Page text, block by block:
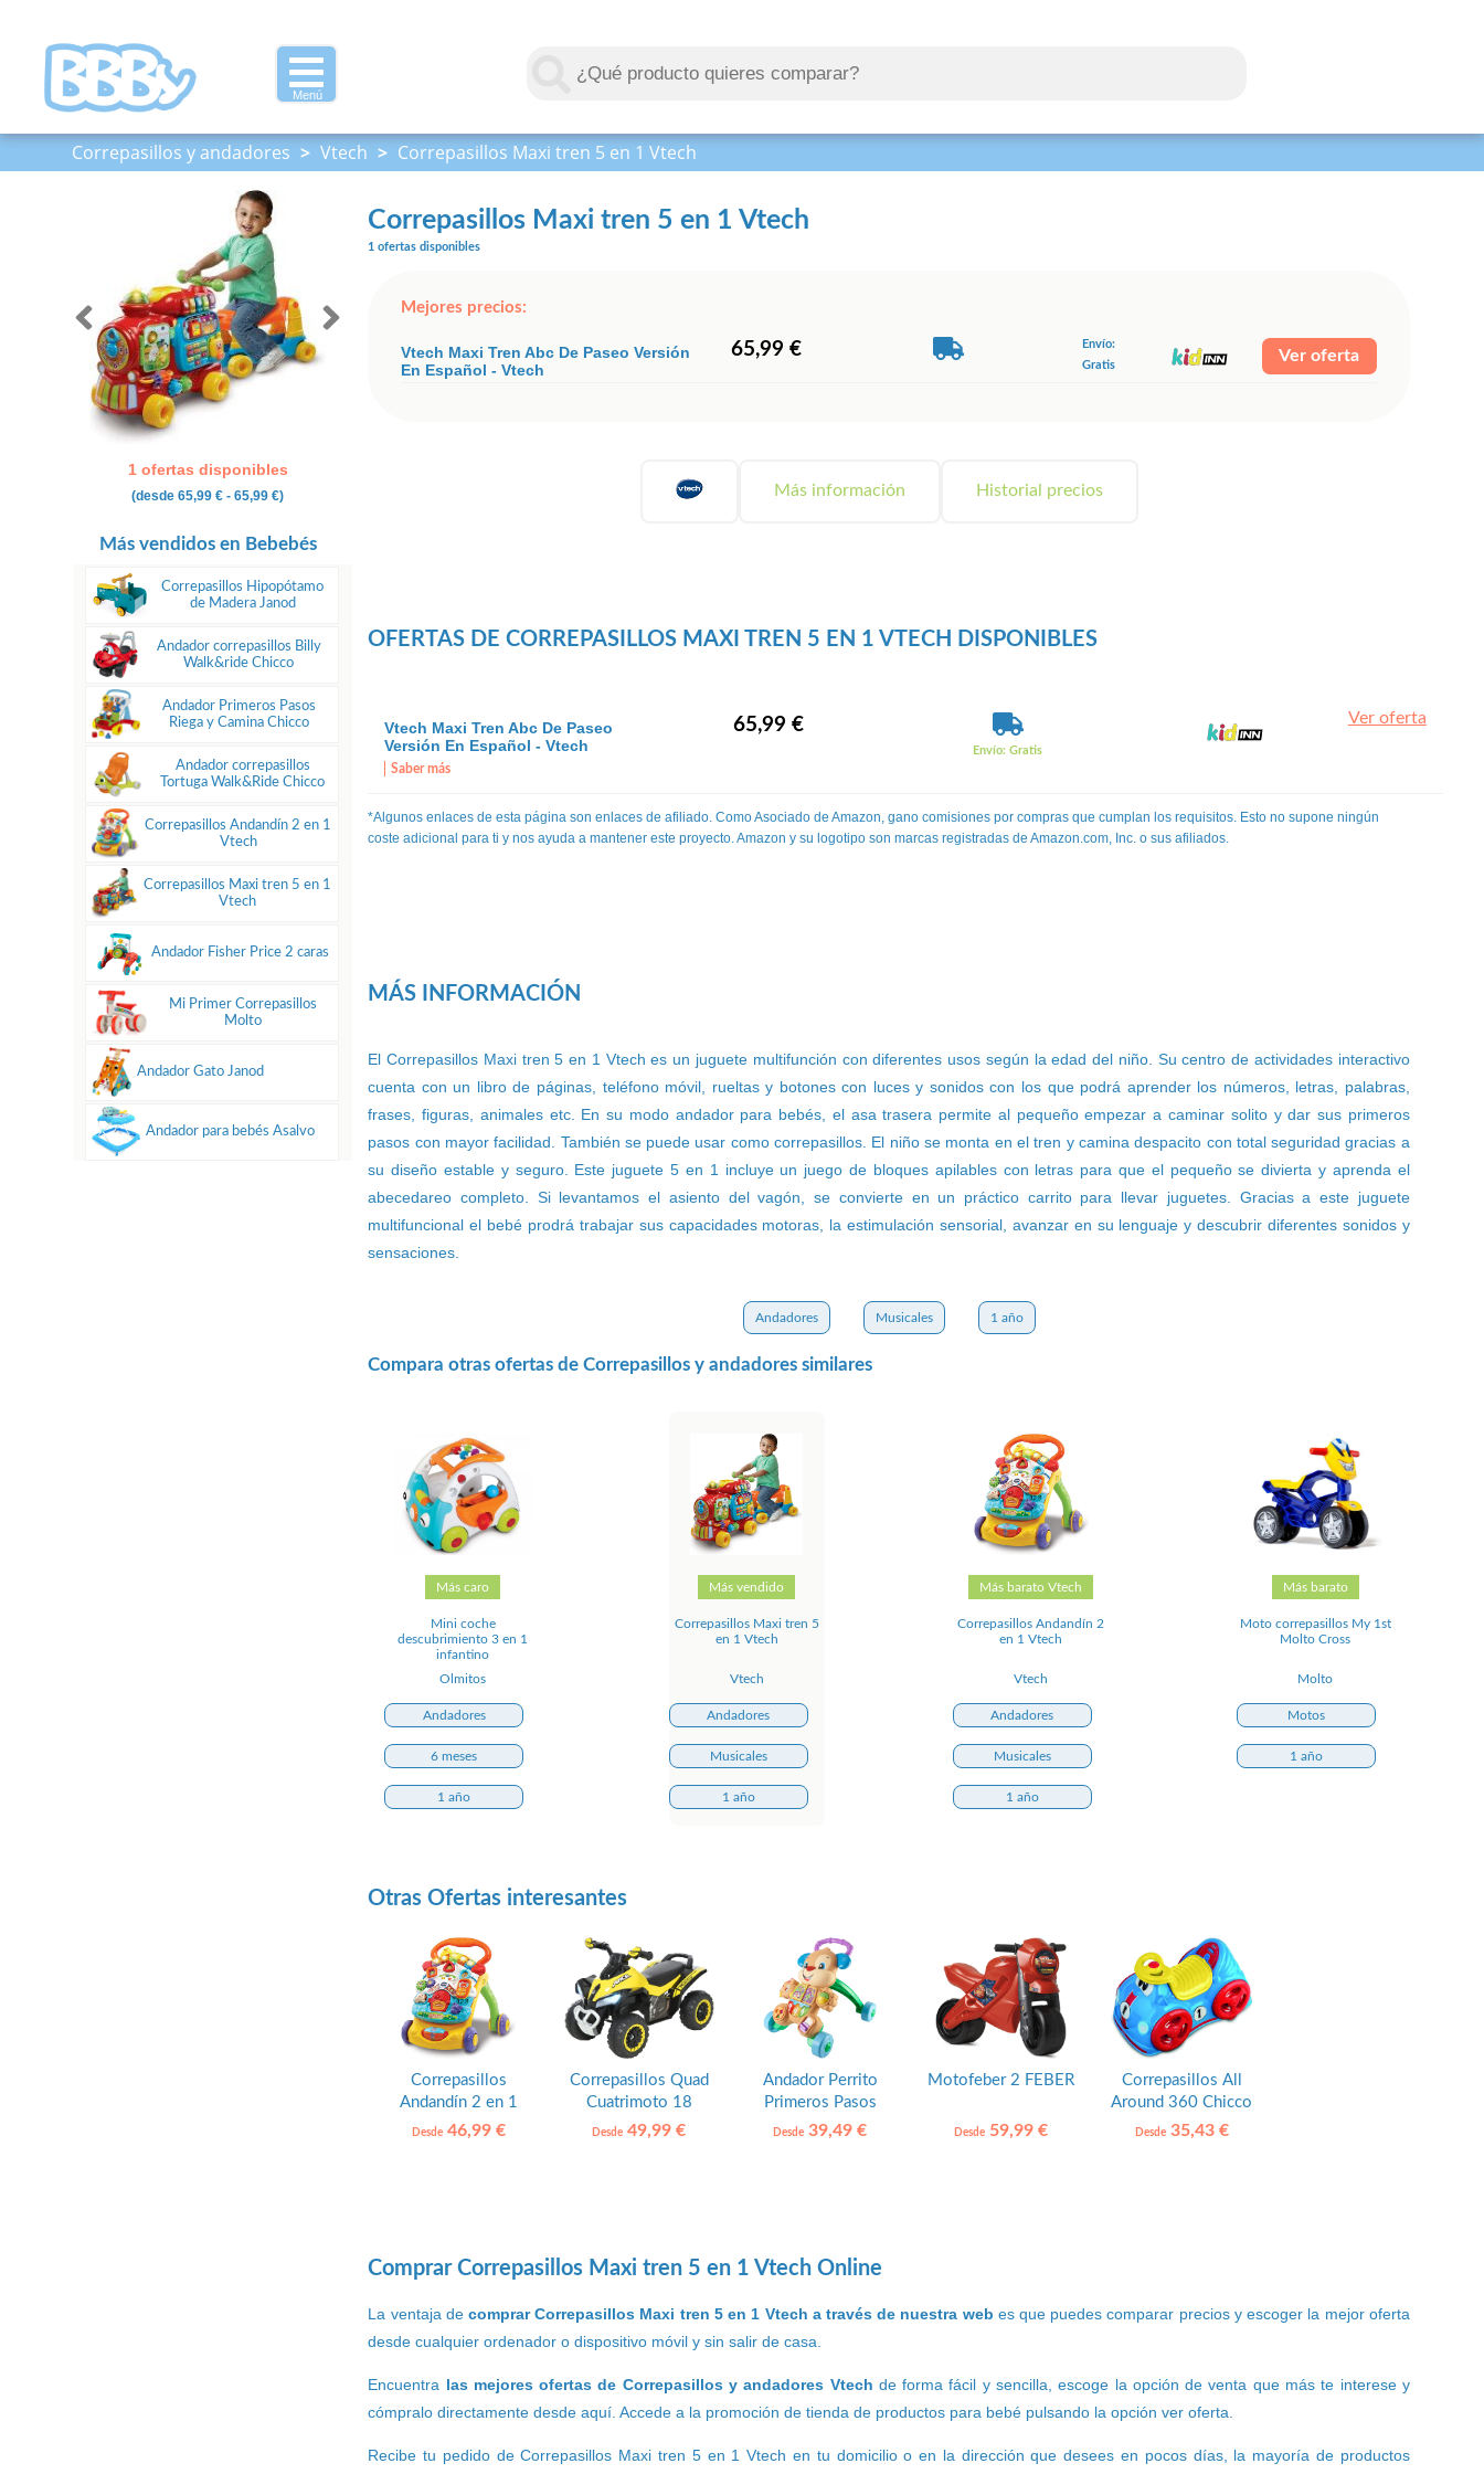
Menú
Correpasillos y andadores > Vtech > Correpasillos Maxi tren 5 en 1 Vtech
Correpasillos Maxi tren 5 en 1 Vtech
1 ofertas disponibles
(desde65,99 € - 65,99 €)
Más vendidos en Bebebés
Correpasillos Hipopótamo
de Madera Janod
Andador correpasillos Billy
Walk&ride Chicco
Andador Primeros Pasos
Riega y Camina Chicco
Andador correpasillos
Tortuga Walk&Ride Chicco
Correpasillos Andandín 2 en 1
Vtech
Correpasillos Maxi tren 5 en 1
Vtech
Andador Fisher Price 2 caras
Mi Primer Correpasillos
Molto
Andador Gato Janod
Andador para bebés Asalvo
1 ofertas disponibles
Mejores precios:
Vtech Maxi Tren Abc De Paseo Versión
En Español - Vtech
65,99 €
Envío:
Gratis
Ver oferta
Más información Historial precios
OFERTAS DE CORREPASILLOS MAXI TREN 5 EN 1 VTECH DISPONIBLES
Vtech Maxi Tren Abc De Paseo
Versión En Español - Vtech
Saber más
65,99 €
Envío: Gratis
Ver oferta
*Algunos enlaces de esta página son enlaces de afiliado. Como Asociado de Amazon, gano comisiones por compras que cumplan los requisitos. Esto no supone ningún
coste adicional para ti y nos ayuda a mantener este proyecto. Amazon y su logotipo son marcas registradas de Amazon.com, Inc. o sus afiliados.
MÁS INFORMACIÓN
El Correpasillos Maxi tren 5 en 1 Vtech es un juguete multifunción con diferentes usos según la edad del niño. Su centro de actividades interactivo
cuenta con un libro de páginas, teléfono móvil, rueltas y botones con luces y sonidos con los que podrá aprender los números, letras, palabras,
frases, figuras, animales etc. En su modo andador para bebés, el asa trasera permite al pequeño empezar a caminar solito y dar sus primeros
pasos con mayor facilidad. También se puede usar como correpasillos. El niño se monta en el tren y camina despacito con total seguridad gracias a
su diseño estable y seguro. Este juguete 5 en 1 incluye un juego de bloques apilables con letras para que el pequeño se divierta y aprenda el
abecedareo completo. Si levantamos el asiento del vagón, se convierte en un práctico carrito para llevar juguetes. Gracias a este juguete
multifuncional el bebé prodrá trabajar sus capacidades motoras, la estimulación sensorial, avanzar en su lenguaje y descubrir diferentes sonidos y
sensaciones.
Andadores Musicales 1 año
Compara otras ofertas de Correpasillos y andadores similares
Más caro
Mini coche
descubrimiento 3 en 1
infantino
Olmitos
Andadores
6 meses
1 año
Más vendido
Correpasillos Maxi tren 5
en 1 Vtech
Vtech
Andadores
Musicales
1 año
Más barato Vtech
Correpasillos Andandín 2
en 1 Vtech
Vtech
Andadores
Musicales
1 año
Más barato
Moto correpasillos My 1st
Molto Cross
Molto
Motos
1 año
Otras Ofertas interesantes
Correpasillos
Andandín 2 en 1
Vtech
Desde46,99 €
Correpasillos Quad
Cuatrimoto 18
meses HOMCOM
Desde 49,99 €
Andador Perrito
Primeros Pasos
Fisher Price
Desde 39,49 €
Motofeber 2 FEBER
Desde 59,99 €
Correpasillos All
Around 360 Chicco
Desde35,43 €
Comprar Correpasillos Maxi tren 5 en 1 Vtech Online
La ventaja de comprar Correpasillos Maxi tren 5 en 1 Vtech a través de nuestra web es que puedes comparar precios y escoger la mejor oferta
desde cualquier ordenador o dispositivo móvil y sin salir de casa.
Encuentra las mejores ofertas de Correpasillos y andadores Vtech de forma fácil y sencilla, escoge la opción de venta que más te interese y
cómpralo directamente desde aquí. Accede a la promoción de tienda de productos para bebé pulsando la opción ver oferta.
Recibe tu pedido de Correpasillos Maxi tren 5 en 1 Vtech en tu domicilio o en la dirección que desees en pocos días, la mayoría de productos